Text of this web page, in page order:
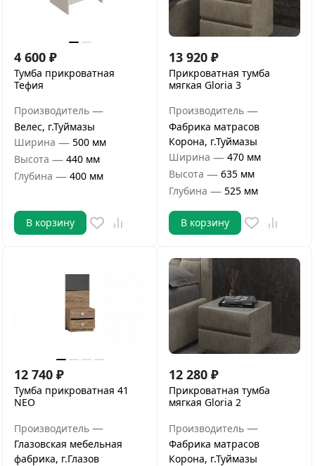
4 600 ₽
Тумба прикроватная
Тефия
Производитель —
Велес, г.Туймазы
Ширина — 500 мм
Высота — 440 мм
Глубина — 400 мм
В корзину
13 920 ₽
Прикроватная тумба
мягкая Gloria 3
Производитель —
Фабрика матрасов
Корона, г.Туймазы
Ширина — 470 мм
Высота — 635 мм
Глубина — 525 мм
В корзину
12 740 ₽
Тумба прикроватная 41
NEO
Производитель —
Глазовская мебельная
фабрика, г.Глазов
12 280 ₽
Прикроватная тумба
мягкая Gloria 2
Производитель —
Фабрика матрасов
Корона, г.Туймазы